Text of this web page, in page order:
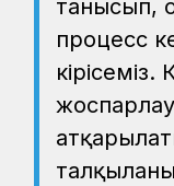
танысып,
процесс